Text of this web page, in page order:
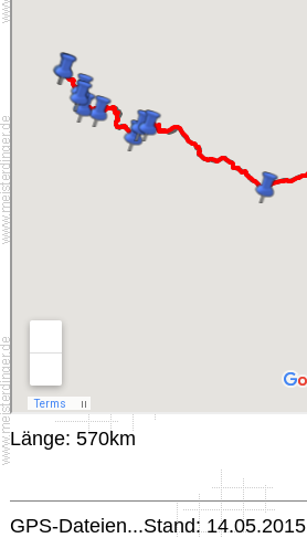
Länge: 570km
GPS-Dateien...Stand: 14.05.2015